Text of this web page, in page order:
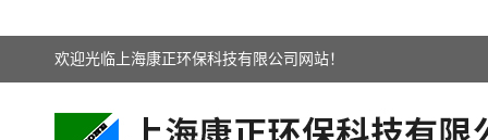
欢迎光临上海康正环保科技有限公司网站！